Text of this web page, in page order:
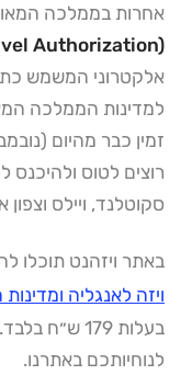
אחרות בממלכה
Authorization)
אלקטרוני המשמש
למדינות הממלכה
רוצים לטוס
סקוטלנד, ויילס וצפון
באתר ויזהנט תוכלו
ויזה לאנגליה
בעלות 179
לנוחיותכם באתרנו.